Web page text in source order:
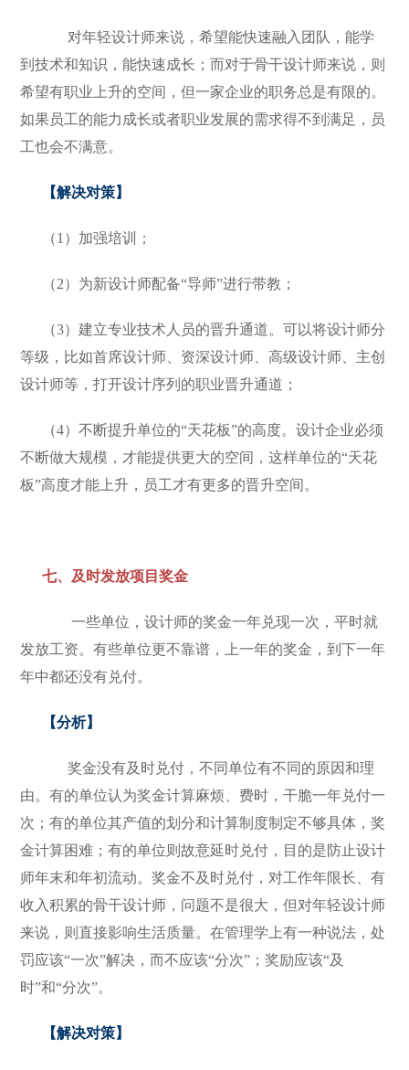
对年轻设计师来说，希望能快速融入团队，能学
到技术和知识，能快速成长；而对于骨干设计师来说，则
希望有职业上升的空间，但一家企业的职务总是有限的。
如果员工的能力成长或者职业发展的需求得不到满足，员
工也会不满意。
【解决对策】
（1）加强培训；
（2）为新设计师配备“导师”进行带教；
（3）建立专业技术人员的晋升通道。可以将设计师分
等级，比如首席设计师、资深设计师、高级设计师、主创
设计师等，打开设计序列的职业晋升通道；
（4）不断提升单位的“天花板”的高度。设计企业必须
不断做大规模，才能提供更大的空间，这样单位的“天花
板”高度才能上升，员工才有更多的晋升空间。
七、及时发放项目奖金
一些单位，设计师的奖金一年兑现一次，平时就
发放工资。有些单位更不靠谱，上一年的奖金，到下一年
年中都还没有兑付。
【分析】
奖金没有及时兑付，不同单位有不同的原因和理
由。有的单位认为奖金计算麻烦、费时，干脆一年兑付一
次；有的单位其产值的划分和计算制度制定不够具体，奖
金计算困难；有的单位则故意延时兑付，目的是防止设计
师年末和年初流动。奖金不及时兑付，对工作年限长、有
收入积累的骨干设计师，问题不是很大，但对年轻设计师
来说，则直接影响生活质量。在管理学上有一种说法，处
罚应该“一次”解决，而不应该“分次”；奖励应该“及
时”和“分次”。
【解决对策】